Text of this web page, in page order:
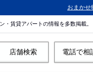
おまかせ
・賃貸アパートの情報を多数掲載。
店舗検索 電話で相